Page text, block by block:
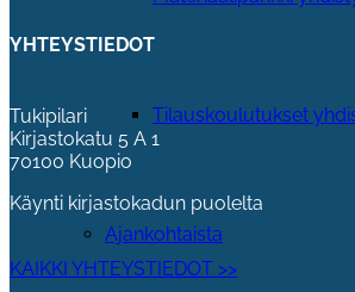
Tilauskoulutukset
Ajankohtaista
YHTEYSTIEDOT
Tukipilari
Kirjastokatu 5 A 1
70100 Kuopio
Käynti kirjastokadun puolelta
KAIKKI YHTEYSTIEDOT >>